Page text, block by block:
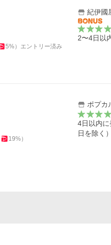
5%） エントリー済み
紀伊國
2〜4日以
19%）
ポプカ
4日以内
日を除く）